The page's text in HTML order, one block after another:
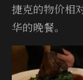
捷克的物价相
华的晚餐。